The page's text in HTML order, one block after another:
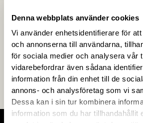
Denna webbplats använder cookies
Vi använder enhetsidentifierare för
och annonserna till användarna,
för sociala medier och analysera vår
vidarebefordrar även sådana
information från din enhet till de
annons- och analysföretag som vi
Dessa kan i sin tur kombinera
information som du har tillhandahållit
Aero605/607/807 -
PCI-enheten bör rengöras var
bästa funktion.